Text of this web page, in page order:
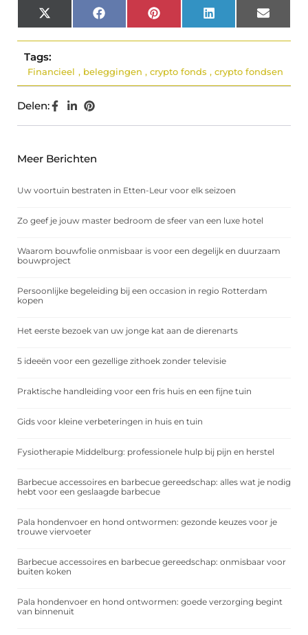
X
(Twitter)
Facebook Pinterest LinkedIn Email
Tags:
Financieel , beleggingen , crypto fonds , crypto fondsen
Delen:
Meer Berichten
Uw voortuin bestraten in Etten-Leur voor elk seizoen
Zo geef je jouw master bedroom de sfeer van een luxe hotel
Waarom bouwfolie onmisbaar is voor een degelijk en duurzaam
bouwproject
Persoonlijke begeleiding bij een occasion in regio Rotterdam
kopen
Het eerste bezoek van uw jonge kat aan de dierenarts
5 ideeën voor een gezellige zithoek zonder televisie
Praktische handleiding voor een fris huis en een fijne tuin
Gids voor kleine verbeteringen in huis en tuin
Fysiotherapie Middelburg: professionele hulp bij pijn en herstel
Barbecue accessoires en barbecue gereedschap: alles wat je nodig
hebt voor een geslaagde barbecue
Pala hondenvoer en hond ontwormen: gezonde keuzes voor je
trouwe viervoeter
Barbecue accessoires en barbecue gereedschap: onmisbaar voor
buiten koken
Pala hondenvoer en hond ontwormen: goede verzorging begint
van binnenuit